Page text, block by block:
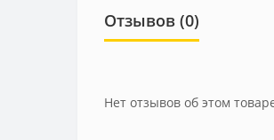
Отзывов (0)
Нет отзывов об этом